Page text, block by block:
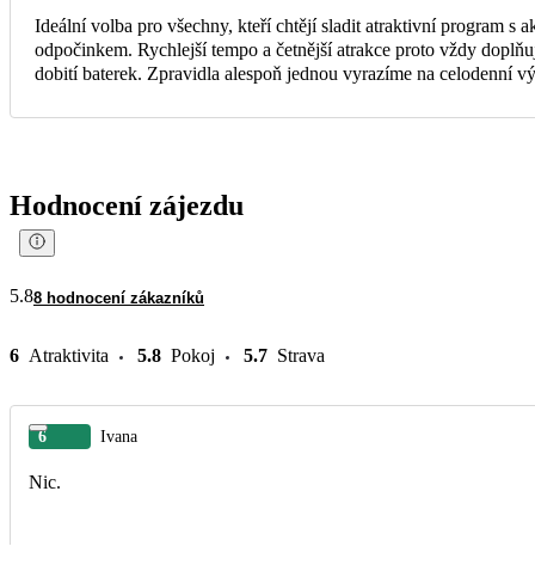
Ideální volba pro všechny, kteří chtějí sladit atraktivní program s
odpočinkem. Rychlejší tempo a četnější atrakce proto vždy
dobití baterek. Zpravidla alespoň jednou vyrazíme na celodenní
Hodnocení zájezdu
5.88 hodnocení zákazníků
6 Atraktivita 5.8 Pokoj 5.7 Strava
6 Ivana
Nic.